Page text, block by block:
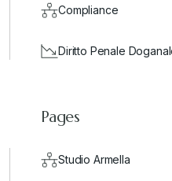
Compliance
Diritto Penale
Pages
Studio Armella